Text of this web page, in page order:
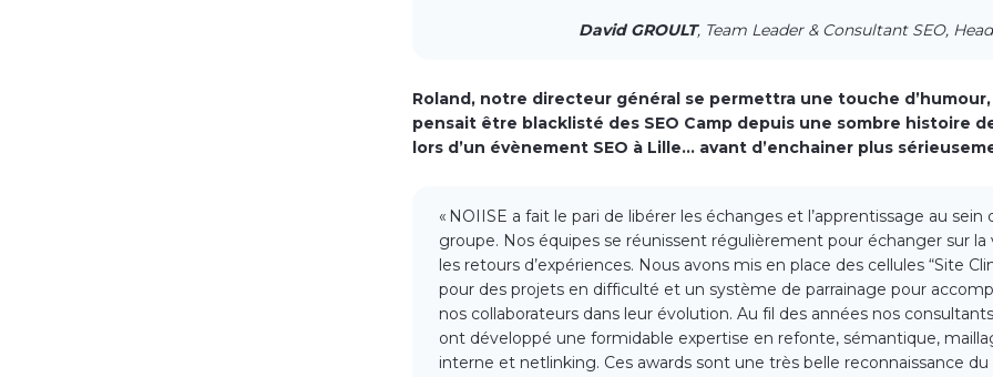
David GROULT, Team Leader & Consultant SEO,
Roland, notre directeur général se permettra une touche
pensait être blacklisté des SEO Camp depuis une sombre histoire
lors d’un évènement SEO à Lille… avant d’enchainer plus
« NOIISE a fait le pari de libérer les échanges et l’apprentissage au sein
groupe. Nos équipes se réunissent régulièrement pour échanger sur la
les retours d’expériences. Nous avons mis en place des cellules “Site
pour des projets en difficulté et un système de parrainage pour
nos collaborateurs dans leur évolution. Au fil des années nos
ont développé une formidable expertise en refonte, sémantique,
interne et netlinking. Ces awards sont une très belle reconnaissance du